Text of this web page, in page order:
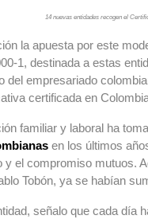
14 nuevas entidades recogen el
la apuesta por este
1, destinada a estas
del empresariado
certificada en
familiar y laboral ha
en los últimos
y el compromiso mutuos.
Tobón, ya se habían
señalo que cada día